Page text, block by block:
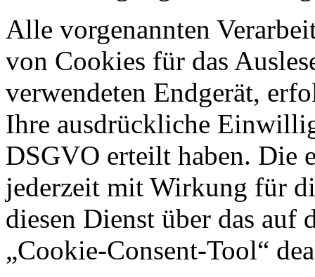
Alle vorgenannten
von Cookies für das
verwendeten Endgerät,
Ihre ausdrückliche
DSGVO erteilt haben. Die
jederzeit mit Wirkung für
diesen Dienst über das auf
„Cookie-Consent-Tool“